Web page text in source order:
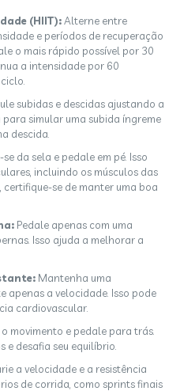
(HIIT):Alterne entre
e períodos de recuperação
o mais rápido possível por 30
a intensidade por 60
subidas e descidas ajustando a
simular uma subida íngreme
descida.
se da sela e pedale em pé. Isso
incluindo os músculos das
certifique-se de manter uma boa
Pedale apenas com uma
Isso ajuda a melhorar a
Mantenha uma
apenas a velocidade. Isso pode
cardiovascular.
movimento e pedale para trás.
e desafia seu equilíbrio.
a velocidade e a resistência
de corrida, como sprints finais